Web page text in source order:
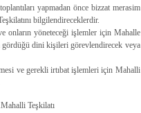
yapmadan önce bizzat merasim
bilgilendireceklerdir.
onların yöneteceği işlemler için Mahalle
gördüğü dini kişileri görevlendirecek veya
ve gerekli irtıbat işlemleri için Mahalli
Teşkilatı